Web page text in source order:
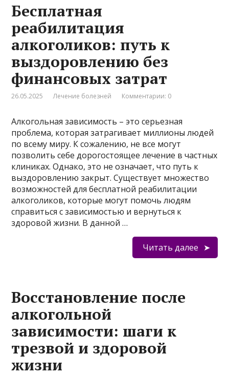
Бесплатная
реабилитация
алкоголиков: путь к
выздоровлению без
финансовых затрат
26.05.2025 Лечение болезней Комментарии: 0
Алкогольная зависимость – это серьезная
проблема, которая затрагивает миллионы людей
по всему миру. К сожалению, не все могут
позволить себе дорогостоящее лечение в частных
клиниках. Однако, это не означает, что путь к
выздоровлению закрыт. Существует множество
возможностей для бесплатной реабилитации
алкоголиков, которые могут помочь людям
справиться с зависимостью и вернуться к
здоровой жизни. В данной …
Читать далее
Восстановление после
алкогольной
зависимости: шаги к
трезвой и здоровой
жизни